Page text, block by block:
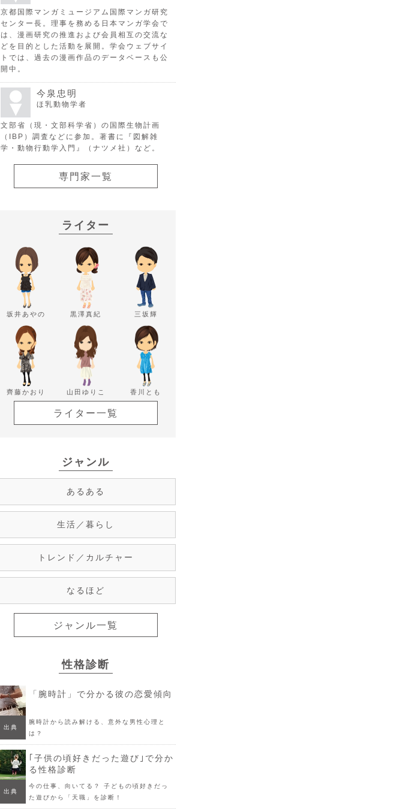
京都国際マンガミュージアム国際マンガ研究
センター長。理事を務める日本マンガ学会で
は、漫画研究の推進および会員相互の交流な
どを目的とした活動を展開。学会ウェブサイ
トでは、過去の漫画作品のデータベースも公
開中。
今泉忠明
ほ乳動物学者
文部省（現・文部科学省）の国際生物計画
（IBP）調査などに参加。著書に『図解雑
学・動物行動学入門』（ナツメ社）など。
専門家一覧
ライター
坂井あやの 黒澤真紀 三坂輝
齊藤かおり 山田ゆりこ 香川とも
ライター一覧
ジャンル
あるある
生活／暮らし
トレンド／カルチャー
なるほど
ジャンル一覧
性格診断
「腕時計」で分かる彼の恋愛傾向
出典
腕時計から読み解ける、意外な男性心理と
は？
｢子供の頃好きだった遊び｣で分か
る性格診断
出典
今の仕事、向いてる？ 子どもの頃好きだっ
た遊びから「天職」を診断！